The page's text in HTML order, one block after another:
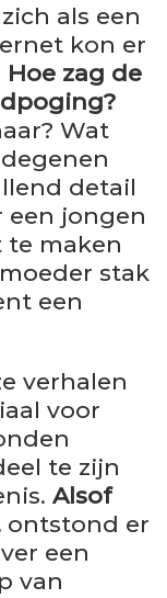
als een
kon er
Hoe zag de
Wat
detail
een jongen
te maken
stak
een
verhalen
voor
te zijn
Alsof
ontstond er
een
van